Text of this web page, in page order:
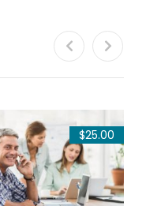
$25.00